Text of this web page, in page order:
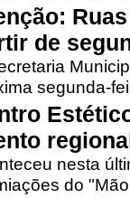
de
segunda-
nesta
do